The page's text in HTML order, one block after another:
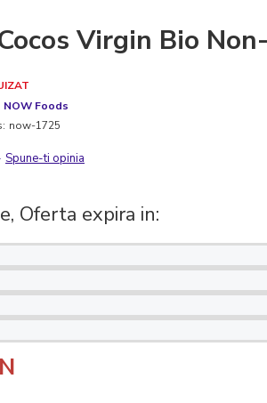
digestive
Virgin Bio
NOW Foods
now-1725
Spune-ti opinia
Oferta expira in: